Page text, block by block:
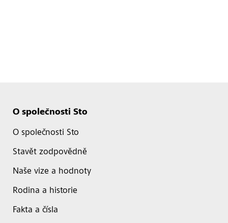
O společnosti Sto
O společnosti Sto
Stavět zodpovědně
Naše vize a hodnoty
Rodina a historie
Fakta a čísla